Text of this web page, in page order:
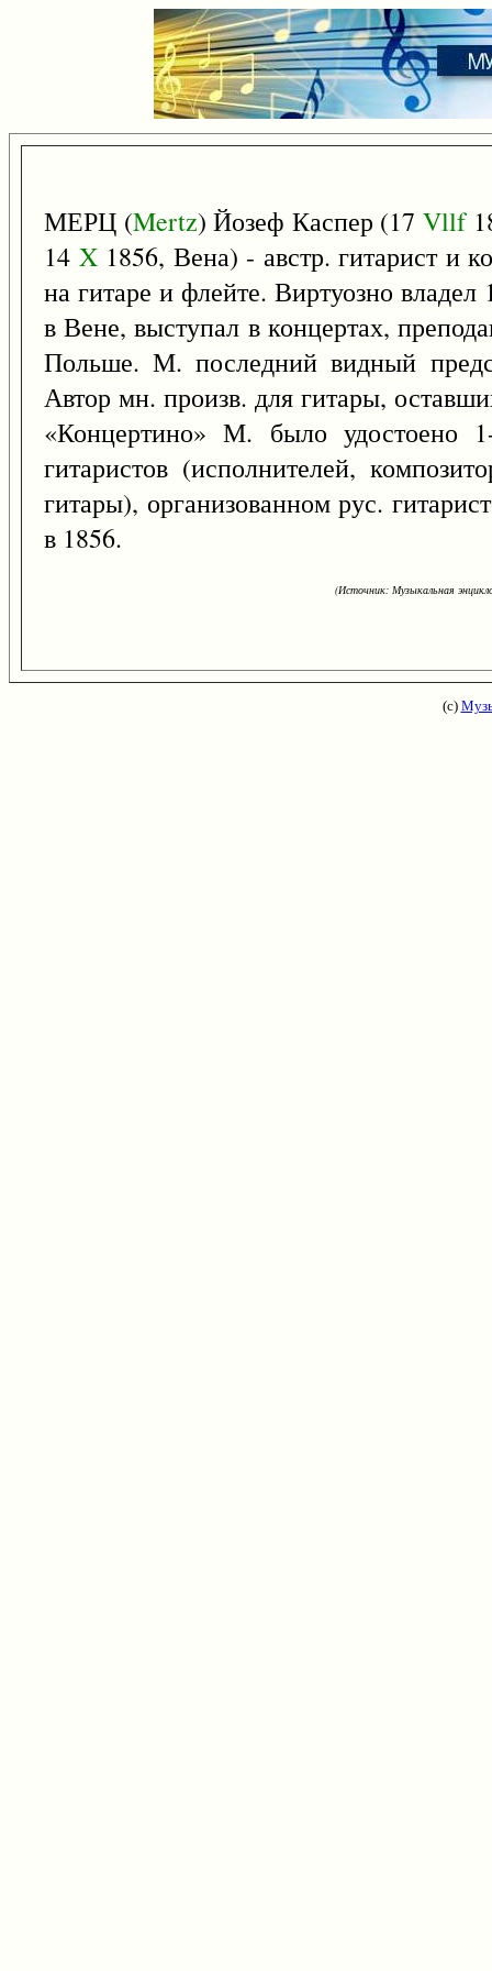
МЕРЦ (Mertz) Йозеф Каспер (17Vllf
14 X1856, Вена) - австр. гитарист и
на гитаре и флейте. Виртуозно
в Вене, выступал в концертах,
Польше. М. последний видный
Автор мн. произв. для гитары,
«Концертино» М. было удостоено
гитаристов (исполнителей,
гитары), организованном рус.
в 1856.
(Источник: Музыкальная
(с)